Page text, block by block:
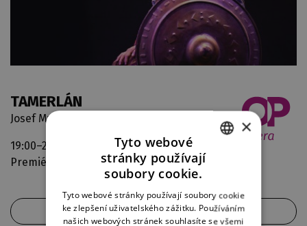
TAMERLÁN
Josef Mysliveček
19:00–21:30
Velké divadlo
Premiéra
AKTUÁLNÍ OBSAZENÍ GERMAN
×
Tyto webové
stránky používají
soubory cookie.
Tyto webové stránky používají soubory cookie
ke zlepšení uživatelského zážitku. Používáním
našich webových stránek souhlasíte se všemi